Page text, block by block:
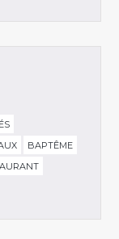
BAPTÊME